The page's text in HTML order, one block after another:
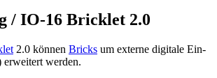
/ IO-16 Bricklet 2.0
2.0 können Bricks um externe digitale Ein-
erweitert werden.